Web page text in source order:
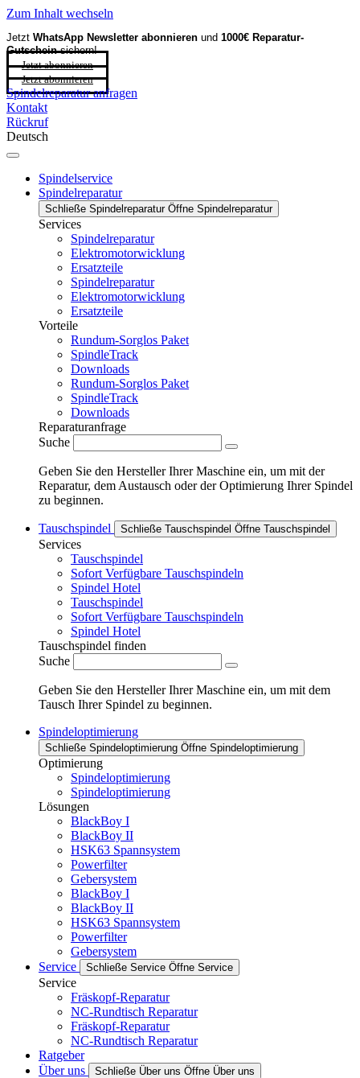
Zum Inhalt wechseln
Jetzt WhatsApp Newsletter abonnieren und 1000€ Reparatur-
Gutscheinsichern!
Jetzt abonnieren
Jetzt abonnieren
Spindelreparatur anfragen
Kontakt
Rückruf
Deutsch
Spindelservice
Spindelreparatur
Schließe Spindelreparatur Öffne Spindelreparatur
Services
Spindelreparatur
Elektromotorwicklung
Ersatzteile
Spindelreparatur
Elektromotorwicklung
Ersatzteile
Vorteile
Rundum-Sorglos Paket
SpindleTrack
Downloads
Rundum-Sorglos Paket
SpindleTrack
Downloads
Reparaturanfrage
Suche
Geben Sie den Hersteller Ihrer Maschine ein, um mit der
Reparatur, dem Austausch oder der Optimierung Ihrer Spindel
zu beginnen.
Tauschspindel Schließe Tauschspindel Öffne Tauschspindel
Services
Tauschspindel
Sofort Verfügbare Tauschspindeln
Spindel Hotel
Tauschspindel
Sofort Verfügbare Tauschspindeln
Spindel Hotel
Tauschspindel finden
Suche
Geben Sie den Hersteller Ihrer Maschine ein, um mit dem
Tausch Ihrer Spindel zu beginnen.
Spindeloptimierung
Schließe Spindeloptimierung Öffne Spindeloptimierung
Optimierung
Spindeloptimierung
Spindeloptimierung
Lösungen
BlackBoy I
BlackBoy II
HSK63 Spannsystem
Powerfilter
Gebersystem
BlackBoy I
BlackBoy II
HSK63 Spannsystem
Powerfilter
Gebersystem
Service
Schließe Service Öffne Service
Service
Fräskopf-Reparatur
NC-Rundtisch Reparatur
Fräskopf-Reparatur
NC-Rundtisch Reparatur
Ratgeber
Über uns
Schließe Über uns Öffne Über uns